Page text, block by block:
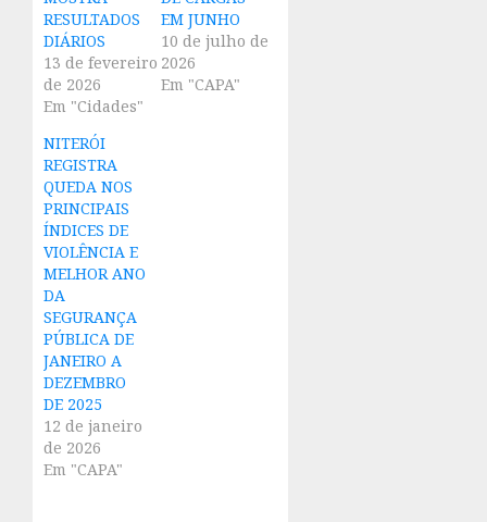
RESULTADOS
DIÁRIOS
13 de fevereiro
de 2026
Em "Cidades"
EM JUNHO
10 de julho de
2026
Em "CAPA"
NITERÓI
REGISTRA
QUEDA NOS
PRINCIPAIS
ÍNDICES DE
VIOLÊNCIA E
MELHOR ANO
DA
SEGURANÇA
PÚBLICA DE
JANEIRO A
DEZEMBRO
DE 2025
12 de janeiro
de 2026
Em "CAPA"